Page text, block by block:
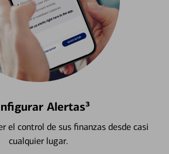
Alertas³
el control de sus finanzas desde casi
cualquier lugar.